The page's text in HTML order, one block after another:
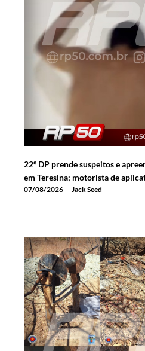
22º DP prende suspeitos e
em Teresina; motorista de
07/08/2026 Jack Seed